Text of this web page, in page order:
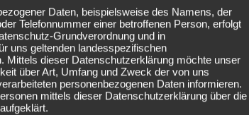
Daten, beispielsweise des Namens, der
Telefonnummer einer betroffenen Person, erfolgt
Grundverordnung und in
uns geltenden landesspezifischen
Mittels dieser Datenschutzerklärung möchte unser
über Art, Umfang und Zweck der von uns
personenbezogenen Daten informieren.
mittels dieser Datenschutzerklärung über die